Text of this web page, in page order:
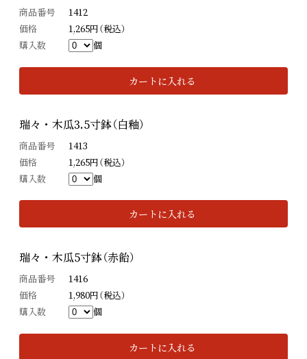
商品番号
1412
価格
1,265円（税込）
購入数
個
カートに入れる
瑞々・木瓜3.5寸鉢（白釉）
商品番号
1413
価格
1,265円（税込）
購入数
個
カートに入れる
瑞々・木瓜5寸鉢（赤飴）
商品番号
1416
価格
1,980円（税込）
購入数
個
カートに入れる